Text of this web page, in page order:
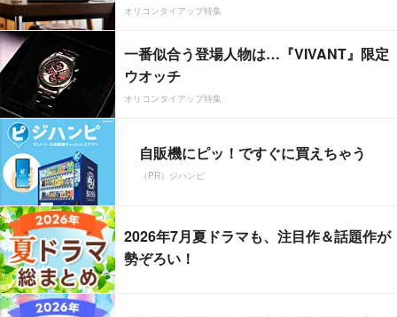
オリコンタイアップ特集
一番似合う登場人物は…『VIVANT』限定
ウオッチ
オリコンタイアップ特集
自販機にピッ！ですぐに買えちゃう
（PR）ジハンピ
2026年7月夏ドラマも、注目作＆話題作が
勢ぞろい！